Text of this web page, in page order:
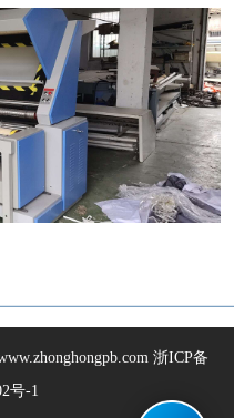
浙ICP备
号-1